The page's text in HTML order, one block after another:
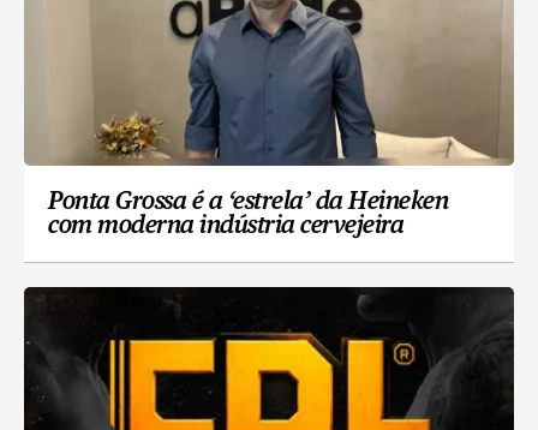
Ponta Grossa é a ‘estrela’ da Heineken
com moderna indústria cervejeira